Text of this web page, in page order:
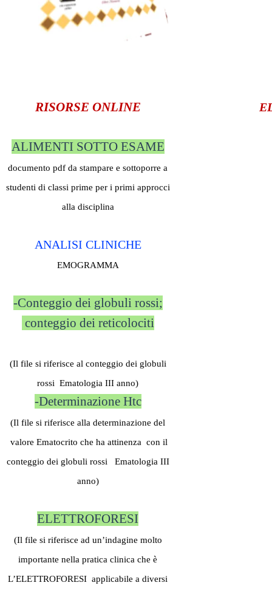
RISORSE ONLINE
ALIMENTI SOTTO ESAME
documento pdf da stampare e sottoporre a
studenti di classi prime per i primi approcci
alla disciplina
ANALISI CLINICHE
EMOGRAMMA
-Conteggio dei globuli rossi;
conteggio dei reticolociti
(Il file si riferisce al conteggio dei globuli
rossi Ematologia III anno)
-Determinazione Htc
(Il file si riferisce alla determinazione del
valore Ematocrito che ha attinenza con il
conteggio dei globuli rossi Ematologia III
anno)
ELETTROFORESI
(Il file si riferisce ad un’indagine molto
importante nella pratica clinica che è
L’ELETTROFORESI applicabile a diversi